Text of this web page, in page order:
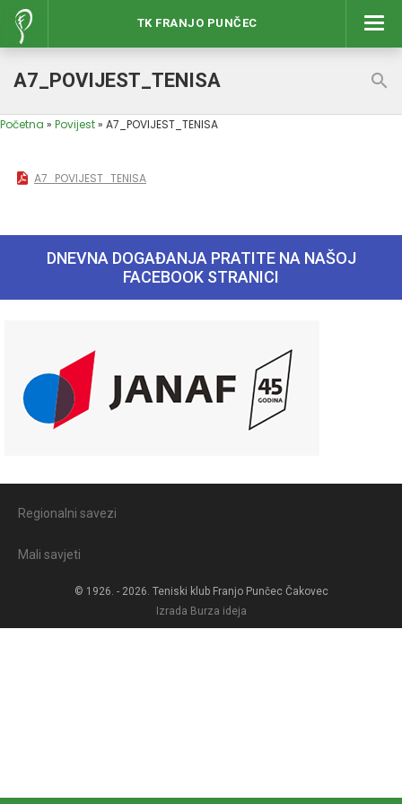
TK FRANJO PUNČEC
A7_POVIJEST_TENISA
Početna » Povijest» A7_POVIJEST_TENISA
A7_POVIJEST_TENISA
DNEVNA DOGAĐANJA PRATITE NA NAŠOJ
FACEBOOK STRANICI
Regionalni savezi
Mali savjeti
© 1926. - 2026. Teniski klub Franjo Punčec Čakovec
Izrada Burza ideja